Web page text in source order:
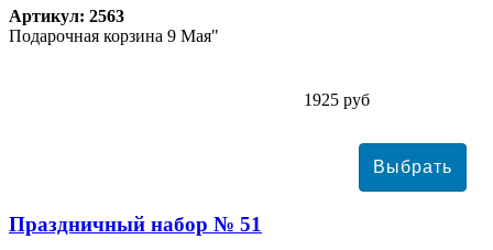
Артикул: 2563
Подарочная корзина 9 Мая"
1925 руб
Праздничный набор № 51